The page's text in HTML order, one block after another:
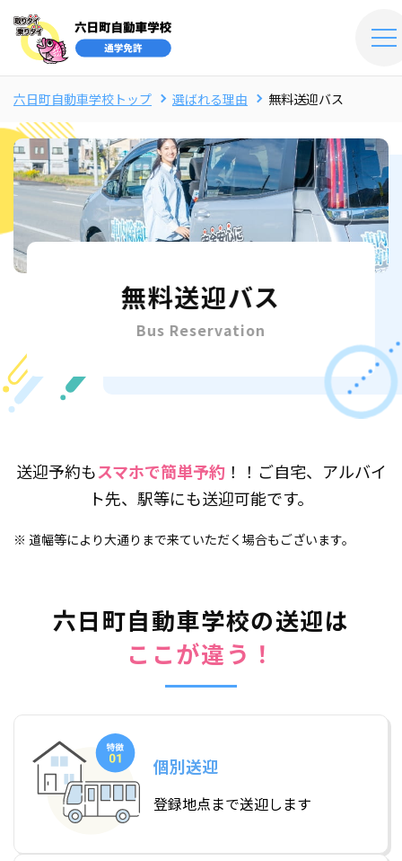
無料送迎バス
Bus Reservation
六日町自動車学校トップ 選ばれる理由 無料送迎バス
送迎予約もスマホで簡単予約 ！！ご自宅、アルバイ
ト先、駅等にも送迎可能です。
※ 道幅等により大通りまで来ていただく場合もございます。
六日町自動車学校の送迎は
ここが違う！
個別送迎
登録地点まで送迎します